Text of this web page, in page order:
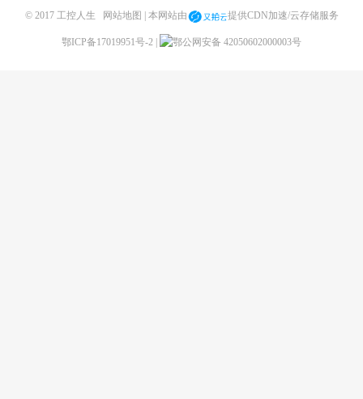
© 2017 工控人生 网站地图 | 本网站由 提供CDN加速/云存储服务
鄂ICP备17019951号-2 鄂公网安备 42050602000003号